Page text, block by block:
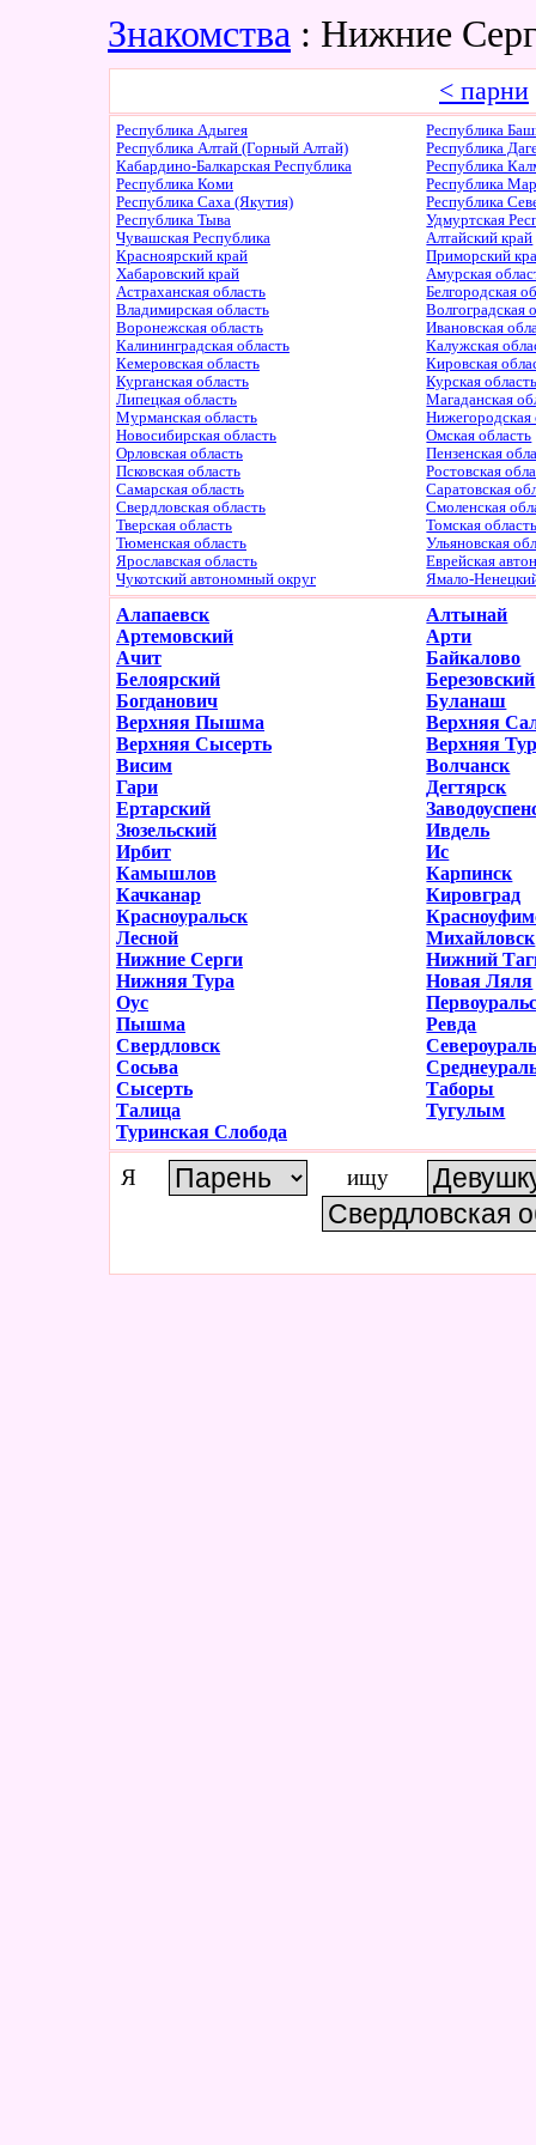
Знакомства : Нижние
< парни
Республика Адыгея
Республика
Республика Алтай (Горный Алтай)
Республика
Кабардино-Балкарская Республика
Республика
Республика Коми
Республика
Республика Саха (Якутия)
Республика
Республика Тыва
Удмуртская
Чувашская Республика
Алтайский край
Красноярский край
Приморский
Хабаровский край
Амурская
Астраханская область
Белгородская
Владимирская область
Волгоградская
Воронежская область
Ивановская
Калининградская область
Калужская
Кемеровская область
Кировская
Курганская область
Курская
Липецкая область
Магаданская
Мурманская область
Нижегородская
Новосибирская область
Омская область
Орловская область
Пензенская
Псковская область
Ростовская
Самарская область
Саратовская
Свердловская область
Смоленская
Тверская область
Томская
Тюменская область
Ульяновская
Ярославская область
Еврейская
Чукотский автономный округ
Ямало-
Алапаевск
Алтынай
Артемовский
Арти
Ачит
Байкалово
Белоярский
Березовский
Богданович
Буланаш
Верхняя Пышма
Верхняя
Верхняя Сысерть
Верхняя
Висим
Волчанск
Гари
Дегтярск
Ертарский
Зюзельский
Ивдель
Ирбит
Ис
Камышлов
Карпинск
Качканар
Кировград
Красноуральск
Лесной
Михайловск
Нижние Серги
Нижний
Нижняя Тура
Новая Ляля
Оус
Пышма
Ревда
Свердловск
Сосьва
Сысерть
Таборы
Талица
Тугулым
Туринская Слобода
Я ищу